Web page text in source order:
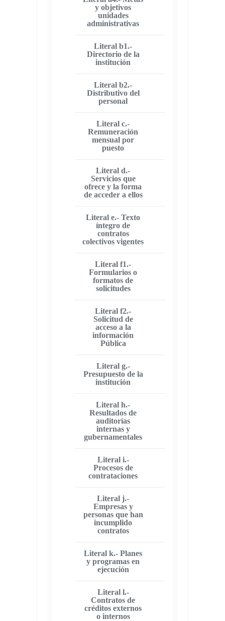
y objetivos
unidades
administrativas
Literal b1.-
Directorio de la
institución
Literal b2.-
Distributivo del
personal
Literal c.-
Remuneración
mensual por
puesto
Literal d.-
Servicios que
ofrece y la forma
de acceder a ellos
Literal e.- Texto
íntegro de
contratos
colectivos vigentes
Literal f1.-
Formularios o
formatos de
solicitudes
Literal f2.-
Solicitud de
acceso a la
información
Pública
Literal g.-
Presupuesto de la
institución
Literal h.-
Resultados de
auditorías
internas y
gubernamentales
Literal i.-
Procesos de
contrataciones
Literal j.-
Empresas y
personas que han
incumplido
contratos
Literal k.- Planes
y programas en
ejecución
Literal l.-
Contratos de
créditos externos
o internos